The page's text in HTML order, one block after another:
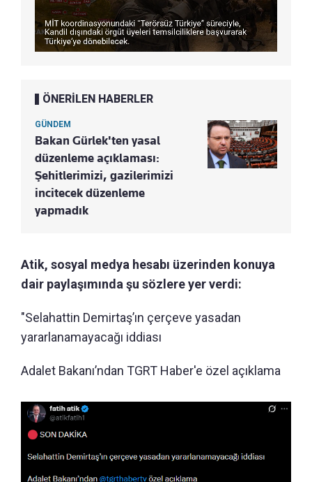
ÖNERİLEN HABERLER
GÜNDEM
Bakan Gürlek'ten yasal
düzenleme açıklaması:
Şehitlerimizi, gazilerimizi
incitecek düzenleme
yapmadık
Atik, sosyal medya hesabı üzerinden konuya
dair paylaşımında şu sözlere yer verdi:
"Selahattin Demirtaş’ın çerçeve yasadan
yararlanamayacağı iddiası
Adalet Bakanı’ndan TGRT Haber'e özel açıklama